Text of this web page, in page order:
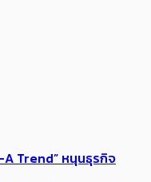
A Trend” หนุนธุรกิจ